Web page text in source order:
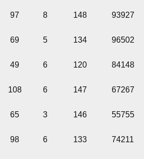
97 8 148 93927
69 5 134 96502
49 6 120 84148
108 6 147 67267
65 3 146 55755
98 6 133 74211